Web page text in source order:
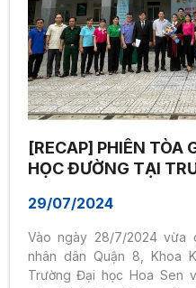
[RECAP] PHIÊN TÒA
HỌC ĐƯỜNG TẠI
HỒ CHÍ MINH
29/07/2024
Vào ngày 28/7/2024 vừa
nhân dân Quận 8, Khoa
Trường Đại học Hoa Sen